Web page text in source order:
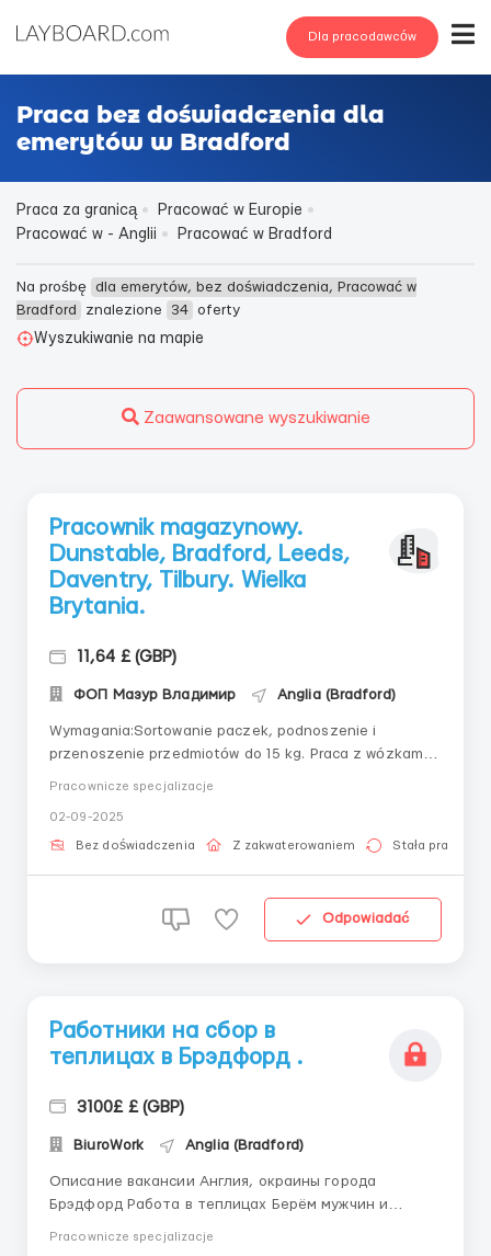
Dla pracodawców
Praca bez doświadczenia dla
emerytów w Bradford
Praca za granicą
Pracować w Europie
Pracować w - Anglii
Pracować w Bradford
Na prośbę dla emerytów, bez doświadczenia, Pracować w
Bradford
znalezione 34 oferty
Wyszukiwanie na mapie
Zaawansowane wyszukiwanie
Pracownik magazynowy.
Dunstable, Bradford, Leeds,
Daventry, Tilbury. Wielka
Brytania.
11,64 £ (GBP)
ФОП Мазур Владимир Anglia (Bradford)
Wymagania:Sortowanie paczek, podnoszenie i
przenoszenie przedmiotów do 15 kg. Praca z wózkami
pracy:. Wynagrodzenie: 11,64 funta za godzinę + opłata
za nadgodziny. Zapewnione komfortowe
Pracownicze specjalizacje
02-09-2025
Bez doświadczenia Z zakwaterowaniem Stała praca
Odpowiadać
Работники на сбор в
теплицах в Брэдфорд .
3100£ £ (GBP)
BiuroWork Anglia (Bradford)
Описание вакансии Англия, окраины города
Брэдфорд Работа в теплицах Берём мужчин и
Pracownicze specjalizacje